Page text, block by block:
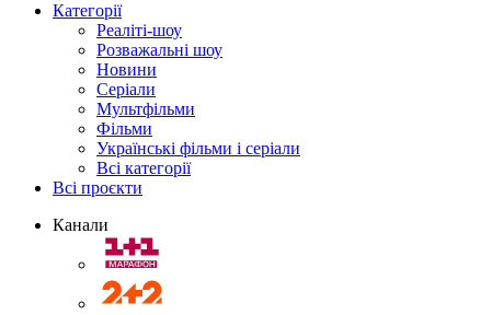
Категорії
Реаліті-шоу
Розважальні шоу
Новини
Серіали
Мультфільми
Фільми
Українські фільми і серіали
Всі категорії
Всі проєкти
Канали